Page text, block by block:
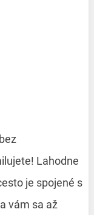
Lahodne
je spojené s
vám sa až